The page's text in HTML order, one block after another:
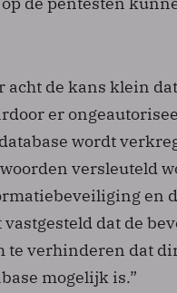
de kans klein
er
wordt
versleuteld
en
dat de
te verhinderen dat
mogelijk is.”